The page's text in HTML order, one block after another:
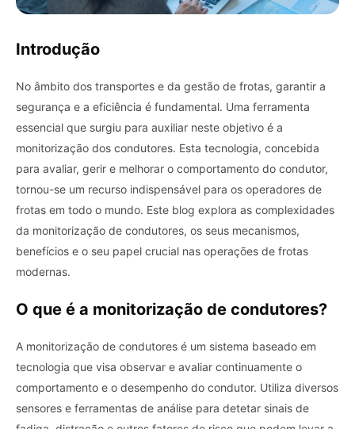
Introdução
No âmbito dos transportes e da gestão de frotas, garantir a
segurança e a eficiência é fundamental. Uma ferramenta
essencial que surgiu para auxiliar neste objetivo é a
monitorização dos condutores. Esta tecnologia, concebida
para avaliar, gerir e melhorar o comportamento do condutor,
tornou-se um recurso indispensável para os operadores de
frotas em todo o mundo. Este blog explora as complexidades
da monitorização de condutores, os seus mecanismos,
benefícios e o seu papel crucial nas operações de frotas
modernas.
O que é a monitorização de condutores?
A monitorização de condutores é um sistema baseado em
tecnologia que visa observar e avaliar continuamente o
comportamento e o desempenho do condutor. Utiliza diversos
sensores e ferramentas de análise para detetar sinais de